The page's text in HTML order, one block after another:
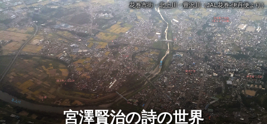
花巻市街・北上川・豊沢川（JAL花巻-伊丹便より）
宮澤賢治の詩の世界